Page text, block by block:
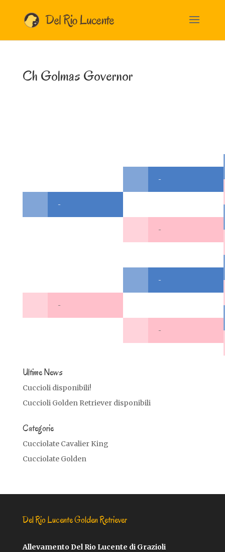
Ch Golmas Governor
-
-
-
-
-
-
Ultime News
Cuccioli disponibili!
Cuccioli Golden Retriever disponibili
Categorie
Cucciolate Cavalier King
Cucciolate Golden
Del Rio Lucente Golden Retriever
Allevamento Del Rio Lucente di Grazioli